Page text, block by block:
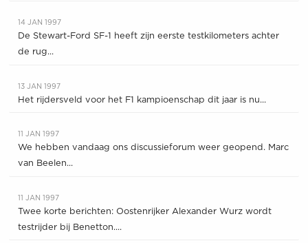
14 JAN 1997
De Stewart-Ford SF-1 heeft zijn eerste testkilometers achter
de rug...
13 JAN 1997
Het rijdersveld voor het F1 kampioenschap dit jaar is nu...
11 JAN 1997
We hebben vandaag ons discussieforum weer geopend. Marc
van Beelen...
11 JAN 1997
Twee korte berichten: Oostenrijker Alexander Wurz wordt
testrijder bij Benetton....